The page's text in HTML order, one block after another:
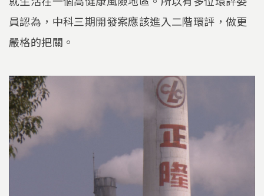
員認為，中科三期開發案應該進入二階環評，做更
嚴格的把關。